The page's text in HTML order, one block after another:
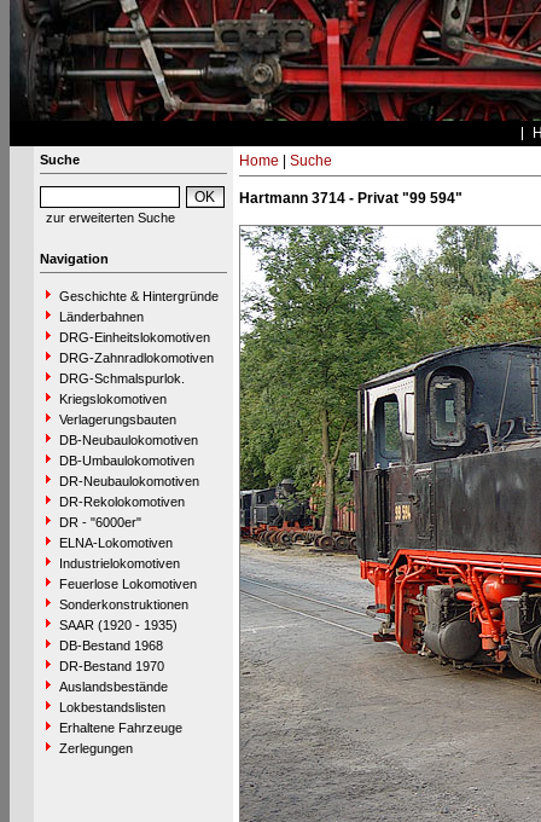
Suche
zur erweiterten Suche
Navigation
Geschichte & Hintergründe
Länderbahnen
DRG-Einheitslokomotiven
DRG-Zahnradlokomotiven
DRG-Schmalspurlok.
Kriegslokomotiven
Verlagerungsbauten
DB-Neubaulokomotiven
DB-Umbaulokomotiven
DR-Neubaulokomotiven
DR-Rekolokomotiven
DR - "6000er"
ELNA-Lokomotiven
Industrielokomotiven
Feuerlose Lokomotiven
Sonderkonstruktionen
SAAR (1920 - 1935)
DB-Bestand 1968
DR-Bestand 1970
Auslandsbestände
Lokbestandslisten
Erhaltene Fahrzeuge
Zerlegungen
Home Suche
Hartmann 3714 - Privat "99 594"